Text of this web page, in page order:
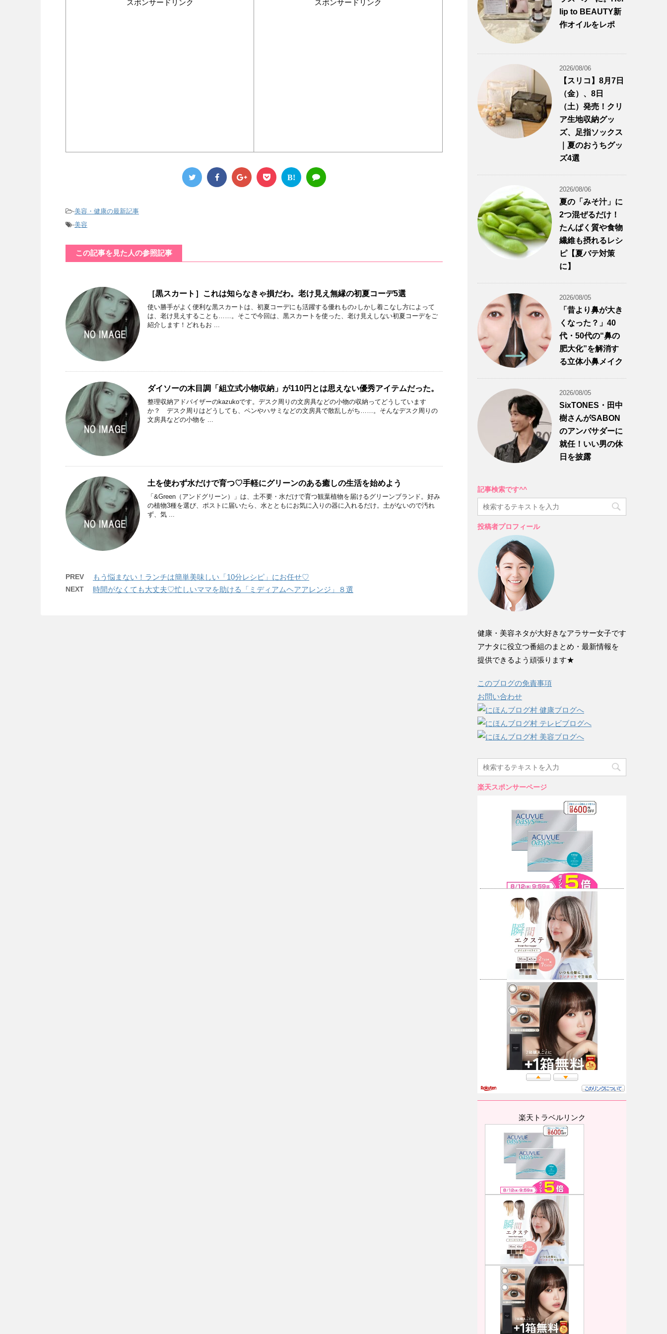
スポンサードリンク スポンサードリンク
B!
-美容・健康の最新記事
-美容
この記事を見た人の参照記事
［黒スカート］これは知らなきゃ損だわ。老け見え無縁の初夏コーデ5選
使い勝手がよく便利な黒スカートは、初夏コーデにも活躍する優れもの♪しかし着こなし方によって
は、老け見えすることも……。そこで今回は、黒スカートを使った、老け見えしない初夏コーデをご
紹介します！どれもお ...
ダイソーの木目調「組立式小物収納」が110円とは思えない優秀アイテムだった。
整理収納アドバイザーのkazukoです。デスク周りの文房具などの小物の収納ってどうしています
か？ デスク周りはどうしても、ペンやハサミなどの文房具で散乱しがち……。そんなデスク周りの
文房具などの小物を ...
土を使わず水だけで育つ♡手軽にグリーンのある癒しの生活を始めよう
「&Green（アンドグリーン）」は、土不要・水だけで育つ観葉植物を届けるグリーンブランド。好み
の植物3種を選び、ポストに届いたら、水とともにお気に入りの器に入れるだけ。土がないので汚れ
ず、気 ...
PREV もう悩まない！ランチは簡単美味しい「10分レシピ」にお任せ♡
NEXT 時間がなくても大丈夫♡忙しいママを助ける「ミディアムヘアアレンジ」８選
lip to BEAUTY新
作オイルをレポ
2026/08/06
【スリコ】8月7日
（金）、8日
（土）発売！クリ
ア生地収納グッ
ズ、足指ソックス
｜夏のおうちグッ
ズ4選
2026/08/06
夏の「みそ汁」に
2つ混ぜるだけ！
たんぱく質や食物
繊維も摂れるレシ
ピ【夏バテ対策
に】
2026/08/05
「昔より鼻が大き
くなった？」40
代・50代の“鼻の
肥大化”を解消す
る立体小鼻メイク
2026/08/05
SixTONES・田中
樹さんがSABON
のアンバサダーに
就任！いい男の休
日を披露
記事検索です^^
投稿者プロフィール
健康・美容ネタが大好きなアラサー女子です
アナタに役立つ番組のまとめ・最新情報を
提供できるよう頑張ります★
このブログの免責事項
お問い合わせ
楽天スポンサーページ
楽天トラベルリンク